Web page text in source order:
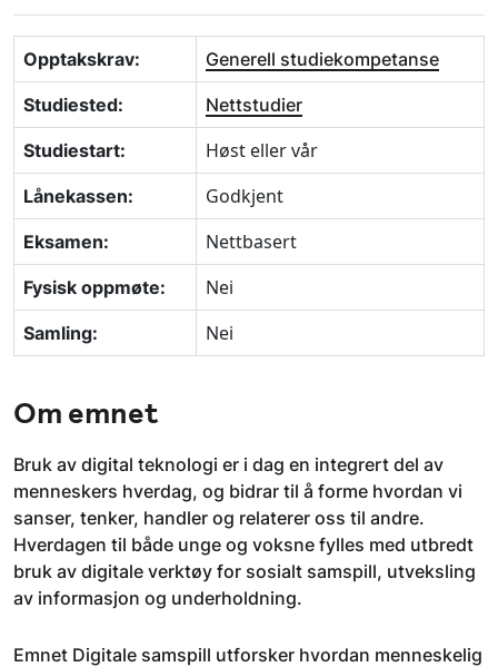
Opptakskrav: Generell studiekompetanse
Studiested: Nettstudier
Studiestart: Høst eller vår
Lånekassen: Godkjent
Eksamen: Nettbasert
Fysisk oppmøte: Nei
Samling: Nei
Om emnet
Bruk av digital teknologi er i dag en integrert del av
menneskers hverdag, og bidrar til å forme hvordan vi
sanser, tenker, handler og relaterer oss til andre.
Hverdagen til både unge og voksne fylles med utbredt
bruk av digitale verktøy for sosialt samspill, utveksling
av informasjon og underholdning.
Emnet Digitale samspill utforsker hvordan menneskelig